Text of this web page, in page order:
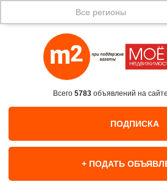
Все регионы
Всего 5783объявлений на
ПОДПИСКА
+ ПОДАТЬ